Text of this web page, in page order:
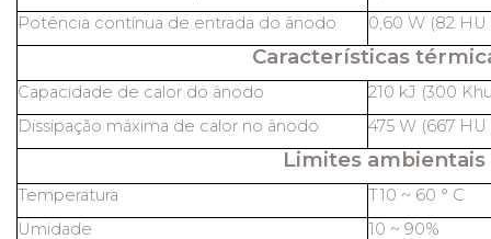
Potência contínua de entrada do ânodo
0,60 W (82 HU
Características
Capacidade de calor do ânodo
210 kJ (300
Dissipação máxima de calor no ânodo
475 W (667 HU
Limites ambientais
Temperatura
T10 ~ 60 ° C
Umidade
10 ~ 90%